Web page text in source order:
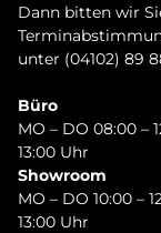
Dann bitten wir
unter (04102) 89
Büro
MO – DO 08:00 –
13:00 Uhr
Showroom
MO – DO 10:00 –
13:00 Uhr